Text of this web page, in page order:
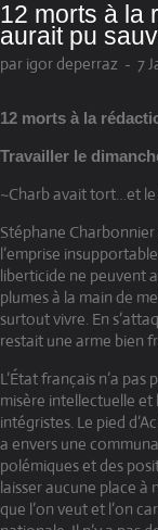
12 morts à la
aurait pu
par igor deperraz - 7
12 morts à la
Travailler le
~Charb avait tort…et
Stéphane
l’emprise
liberticide ne peuvent
plumes à la main de
surtout vivre. En
restait une arme bien
L’État français n’a
misère intellectuelle et
intégristes. Le pied
a envers une
polémiques et des
laisser aucune place à
que l’on veut et l’on